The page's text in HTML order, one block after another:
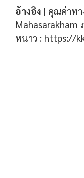
อ้างอิง | คุณค่าท
หนาว : https://